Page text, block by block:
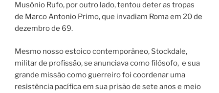
Musônio Rufo, por outro lado, tentou deter as tropas
de Marco Antonio Primo, que invadiam Roma em 20 de
dezembro de 69.
Mesmo nosso estoico contemporâneo, Stockdale,
militar de profissão, se anunciava como filósofo, e sua
grande missão como guerreiro foi coordenar uma
resistência pacífica em sua prisão de sete anos e meio